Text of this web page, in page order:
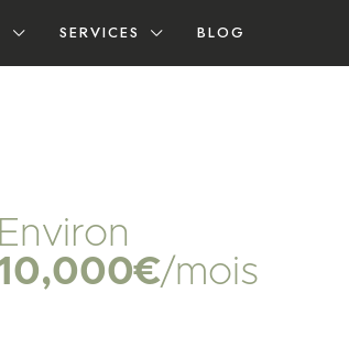
SERVICES BLOG
Environ
/mois